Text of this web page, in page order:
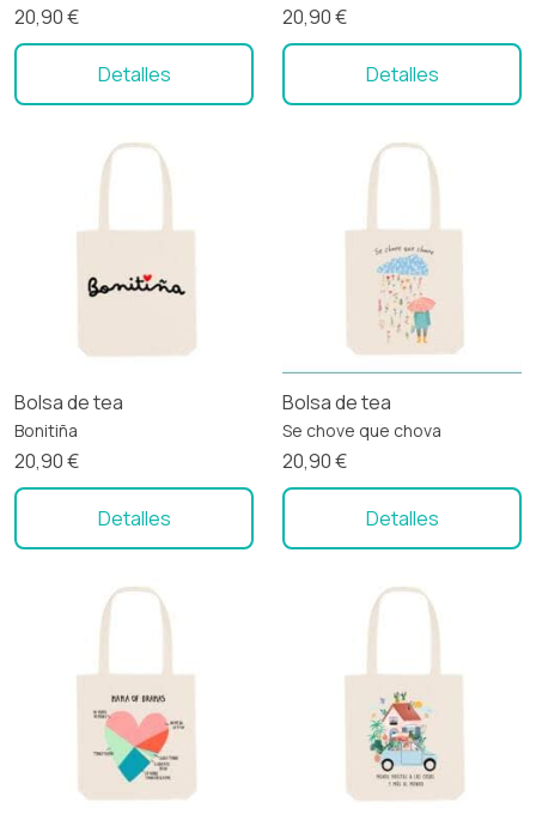
20,90 €
Detalles
20,90 €
Detalles
Bolsa de tea
Bonitiña
20,90 €
Detalles
Bolsa de tea
Se chove que chova
20,90 €
Detalles